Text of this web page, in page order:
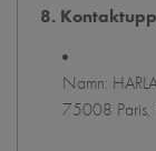
8.
Namn:
75008 Paris,